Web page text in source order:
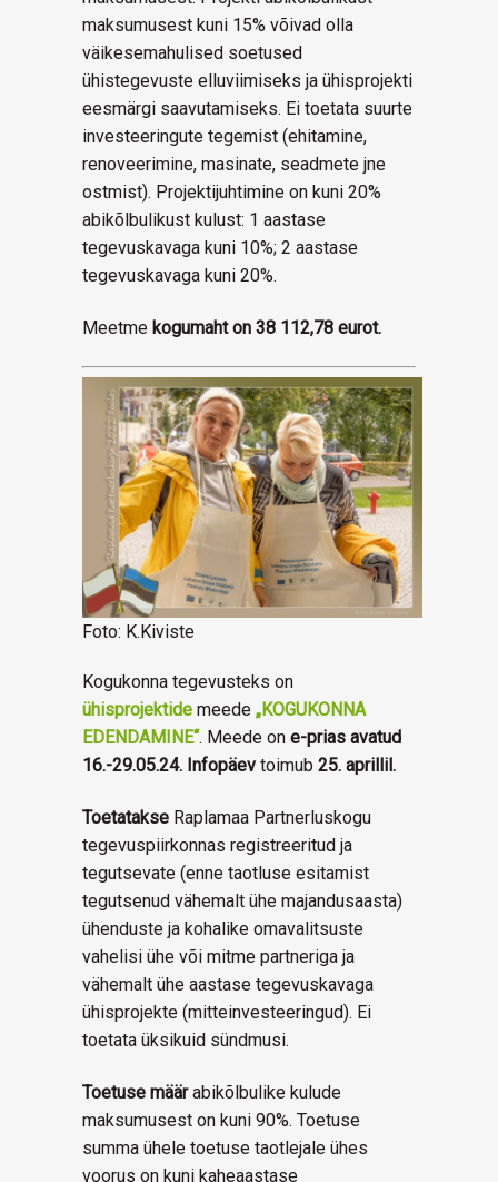
maksumusest kuni 15% võivad olla
väikesemahulised soetused
ühistegevuste elluviimiseks ja ühisprojekti
eesmärgi saavutamiseks. Ei toetata suurte
investeeringute tegemist (ehitamine,
renoveerimine, masinate, seadmete jne
ostmist). Projektijuhtimine on kuni 20%
abikõlbulikust kulust: 1 aastase
tegevuskavaga kuni 10%; 2 aastase
tegevuskavaga kuni 20%.
Meetme kogumaht on 38 112,78 eurot.
Foto: K.Kiviste
Kogukonna tegevusteks on
ühisprojektide meede „KOGUKONNA
EDENDAMINE“. Meede on e-prias avatud
16.-29.05.24. Infopäev toimub 25. aprillil.
Toetatakse Raplamaa Partnerluskogu
tegevuspiirkonnas registreeritud ja
tegutsevate (enne taotluse esitamist
tegutsenud vähemalt ühe majandusaasta)
ühenduste ja kohalike omavalitsuste
vahelisi ühe või mitme partneriga ja
vähemalt ühe aastase tegevuskavaga
ühisprojekte (mitteinvesteeringud). Ei
toetata üksikuid sündmusi.
Toetuse määrabikõlbulike kulude
maksumusest on kuni 90%. Toetuse
summa ühele toetuse taotlejale ühes
voorus on kuni kaheaastase